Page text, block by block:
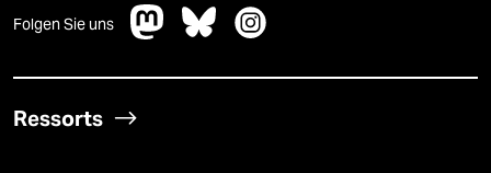
Folgen Sie uns
Ressorts